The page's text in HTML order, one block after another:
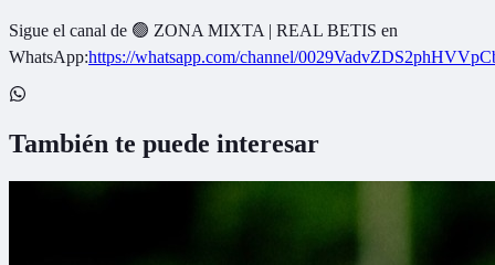
Sigue el canal de 🟢 ZONA MIXTA | REAL BETIS en
WhatsApp:https://whatsapp.com/channel/
También te puede interesar